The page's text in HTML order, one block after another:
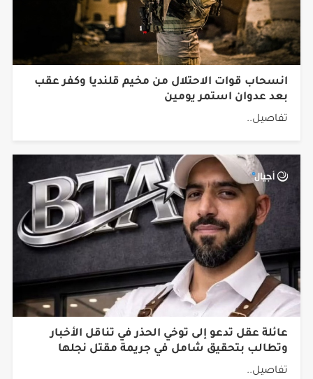
انسحاب قوات الاحتلال من مخيم قلنديا وكفر عقب
بعد عدوان استمر يومين
تفاصيل..
عائلة عقل تدعو إلى توخي الحذر في تناقل الأخبار
وتطالب بتحقيق شامل في جريمة مقتل نجلها
تفاصيل..